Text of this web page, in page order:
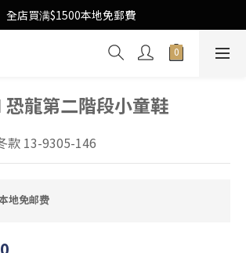
Shipping Upon $1500 purchase
全店買满$1500本地免郵費
Shipping Upon $1500 purchase
恐龍第二階段小童鞋
款 13-9305-146
地免邮费